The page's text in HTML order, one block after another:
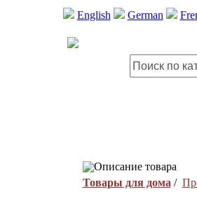
English German
Описание товара
Товары для дома /